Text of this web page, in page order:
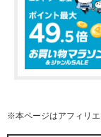
※本ページはアフィリ